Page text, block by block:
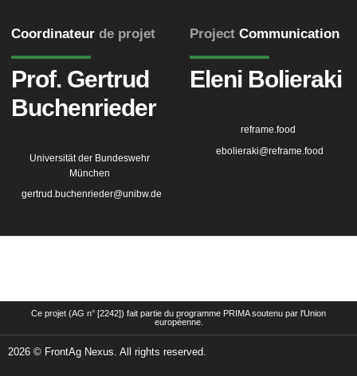
Coordinateur de projet
Prof. Gertrud
Buchenrieder
Universität der Bundeswehr
München
gertrud.buchenrieder@unibw.de
Project Communication
Eleni Bolieraki
reframe.food
ebolieraki@reframe.food
Ce projet (AG n° [2242]) fait partie du programme PRIMA soutenu par l'Union
européenne.
2026 © FrontAg Nexus. All rights reserved.